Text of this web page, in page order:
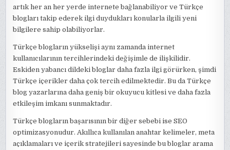
artık her an her yerde internete bağlanabiliyor ve Türkçe
blogları takip ederek ilgi duydukları konularla ilgili yeni
bilgilere sahip olabiliyorlar.
Türkçe blogların yükselişi aynı zamanda internet
kullanıcılarının tercihlerindeki değişimle de ilişkilidir.
Eskiden yabancı dildeki bloglar daha fazla ilgi görürken, şimdi
Türkçe içerikler daha çok tercih edilmektedir. Bu da Türkçe
blog yazarlarına daha geniş bir okuyucu kitlesi ve daha fazla
etkileşim imkanı sunmaktadır.
Türkçe blogların başarısının bir diğer sebebi ise SEO
optimizasyonudur. Akıllıca kullanılan anahtar kelimeler, meta
açıklamaları ve içerik stratejileri sayesinde bu bloglar arama